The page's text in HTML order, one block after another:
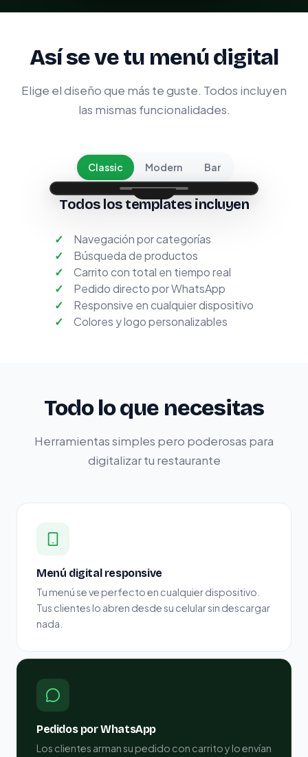
Así se ve tu menú digital
Elige el diseño que más te guste. Todos incluyen
las mismas funcionalidades.
Classic Modern Bar
Todos los templates incluyen
Navegación por categorías
Búsqueda de productos
Carrito con total en tiempo real
Pedido directo por WhatsApp
Responsive en cualquier dispositivo
Colores y logo personalizables
Todo lo que necesitas
Herramientas simples pero poderosas para
digitalizar tu restaurante
Menú digital responsive
Tu menú se ve perfecto en cualquier dispositivo.
Tus clientes lo abren desde su celular sin descargar
nada.
Pedidos por WhatsApp
Los clientes arman su pedido con carrito y lo envían